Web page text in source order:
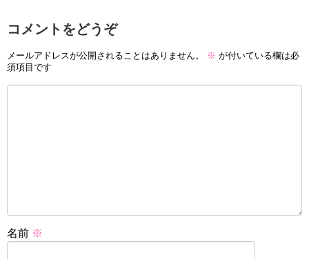
コメントをどうぞ
メールアドレスが公開されることはありません。 ※ が付いている欄は必
須項目です
名前 ※